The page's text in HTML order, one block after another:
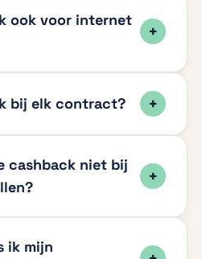
ook voor internet
bij elk contract?
cashback niet bij
ik mijn